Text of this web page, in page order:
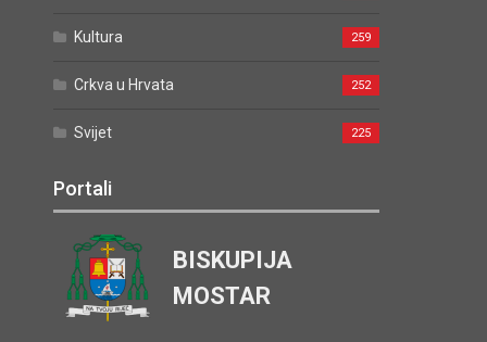
Kultura 259
Crkva u Hrvata 252
Svijet 225
Portali
BISKUPIJA
MOSTAR